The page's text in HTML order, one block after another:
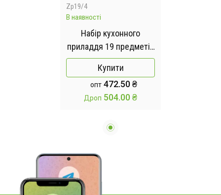
Zp19/4
В наявності
Набір кухонного
приладдя 19 предметів
з подвійною
підставкою дошкою
набором ножів ZP-0102
Сірий
Купити
опт 472.50 ₴
Дроп 504.00 ₴